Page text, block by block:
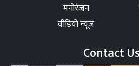
मनोरंजन
वीडियो न्यूज
Contact